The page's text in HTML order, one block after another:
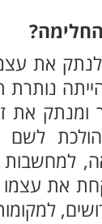
לנתק את
נותרת
ומנתק
לשם
למחשבות
את